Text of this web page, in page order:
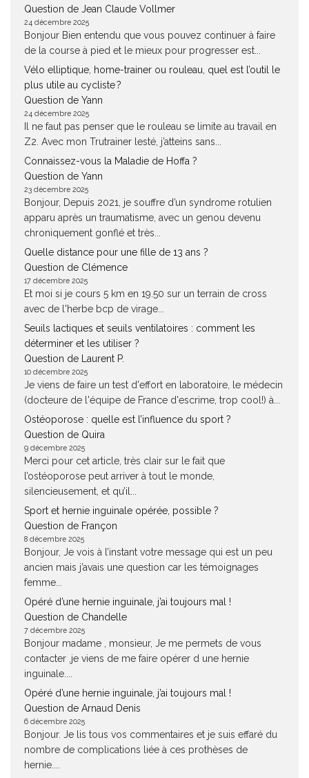
Question de Jean Claude Vollmer
24 décembre 2025
Bonjour Bien entendu que vous pouvez continuer à faire
de la course à pied et le mieux pour progresser est...
Vélo elliptique, home-trainer ou rouleau, quel est l’outil le
plus utile au cycliste ?
Question de Yann
24 décembre 2025
Il ne faut pas penser que le rouleau se limite au travail en
Z2. Avec mon Trutrainer lesté, j’atteins sans...
Connaissez-vous la Maladie de Hoffa ?
Question de Yann
23 décembre 2025
Bonjour, Depuis 2021, je souffre d’un syndrome rotulien
apparu après un traumatisme, avec un genou devenu
chroniquement gonflé et très...
Quelle distance pour une fille de 13 ans ?
Question de Clémence
17 décembre 2025
Et moi si je cours 5 km en 19.50 sur un terrain de cross
avec de l'herbe bcp de virage...
Seuils lactiques et seuils ventilatoires : comment les
déterminer et les utiliser ?
Question de Laurent P.
10 décembre 2025
Je viens de faire un test d'effort en laboratoire, le médecin
(docteure de l'équipe de France d'escrime, trop cool!) à...
Ostéoporose : quelle est l’influence du sport ?
Question de Quira
9 décembre 2025
Merci pour cet article, très clair sur le fait que
l’ostéoporose peut arriver à tout le monde,
silencieusement, et qu’il...
Sport et hernie inguinale opérée, possible ?
Question de Françon
8 décembre 2025
Bonjour, Je vois à l’instant votre message qui est un peu
ancien mais j’avais une question car les témoignages
femme...
Opéré d’une hernie inguinale, j’ai toujours mal !
Question de Chandelle
7 décembre 2025
Bonjour madame , monsieur, Je me permets de vous
contacter ,je viens de me faire opérer d une hernie
inguinale....
Opéré d’une hernie inguinale, j’ai toujours mal !
Question de Arnaud Denis
6 décembre 2025
Bonjour. Je lis tous vos commentaires et je suis effaré du
nombre de complications liée à ces prothèses de
hernie....